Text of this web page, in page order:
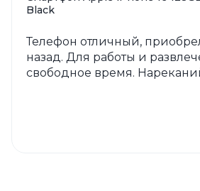
Black
Телефон отличный,
назад. Для работы и
свободное время.